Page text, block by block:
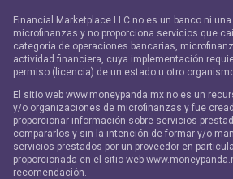
Financial Marketplace LLC no es un banco ni
microfinanzas y no proporciona servicios que
categoría de operaciones bancarias,
actividad financiera, cuya implementación
permiso (licencia) de un estado u otro
El sitio web www.moneypanda.mx no es un
y/o organizaciones de microfinanzas y fue
proporcionar información sobre servicios
compararlos y sin la intención de formar y/o
servicios prestados por un proveedor en
proporcionada en el sitio web
recomendación.